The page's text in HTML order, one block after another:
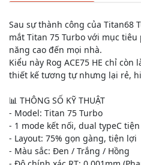
Sau sự thành công của Titan68
mắt Titan 75 Turbo với mục tiêu
năng cao đến mọi nhà.
Kiểu này Rog ACE75 HE chỉ
thiết kế tương tự nhưng lại rẻ,
📊 THÔNG SỐ KỸ THUẬT
- Model: Titan 75 Turbo
- 1 mode kết nối, dual typeC
- Layout: 75% gọn gàng, tiện lợi
- Màu sắc: Đen / Trắng / Hồng